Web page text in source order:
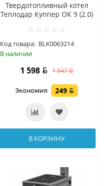
Твердотопливный котел
Теплодар Куппер ОК 9 (2.0)
Код товара: BLK0063214
В наличии
1 598 1 847
Экономия 249
В КОРЗИНУ